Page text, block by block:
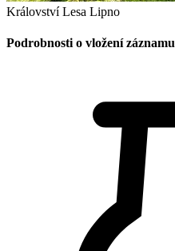
Království Lesa Lipno
Podrobnosti o vložení záznamu